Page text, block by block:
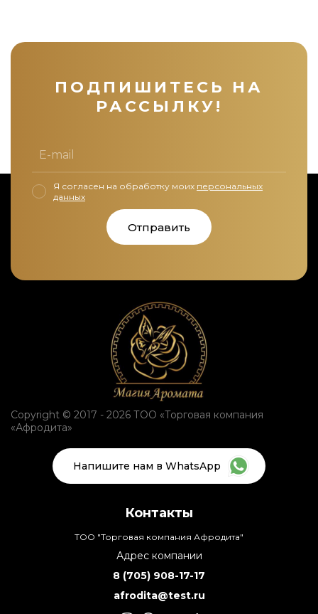
ПОДПИШИТЕСЬ НА
РАССЫЛКУ!
Я согласен на обработку моих персональных
данных
Отправить
Copyright © 2017 - 2026 ТОО «Торговая компания
«Афродита»
Напишите нам в WhatsApp
Контакты
ТОО "Торговая компания Афродита"
Адрес компании
8 (705) 908-17-17
afrodita@test.ru